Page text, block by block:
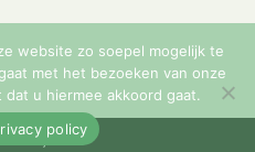
by ODK
website zo soepel mogelijk te
met het bezoeken van onze
u hiermee akkoord gaat.
policy